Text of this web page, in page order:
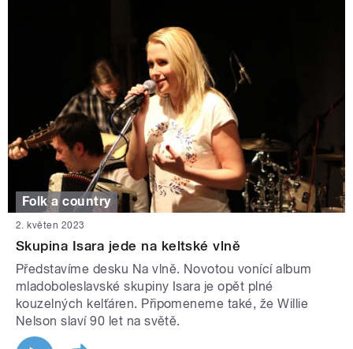
Folk a country
2. květen 2023
Skupina Isara jede na keltské vlně
Představíme desku Na vlně. Novotou vonící album
mladoboleslavské skupiny Isara je opět plné
kouzelných kelťáren. Připomeneme také, že Willie
Nelson slaví 90 let na světě.